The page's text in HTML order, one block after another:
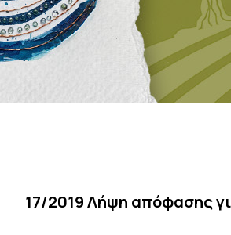
17/2019 Λήψη απόφασης